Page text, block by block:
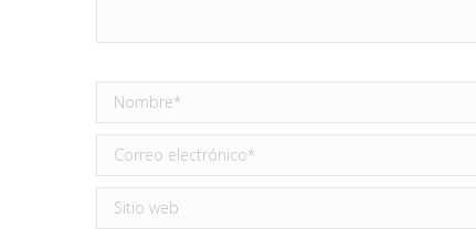
Nombre *
Correo electrónico *
Sitio web